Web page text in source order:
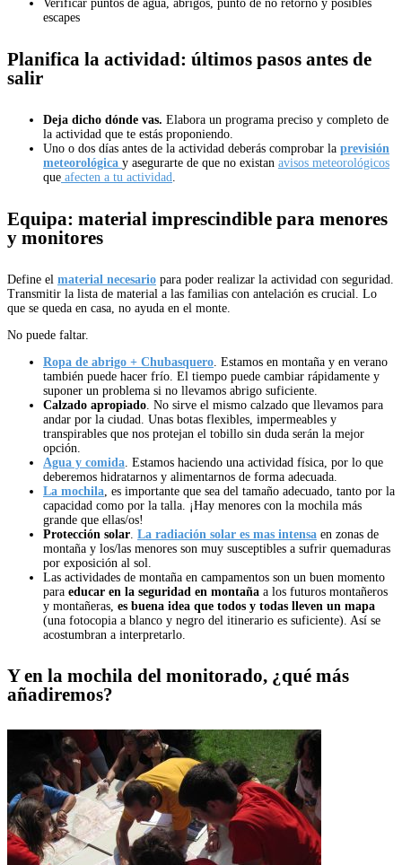
Verificar puntos de agua, abrigos, punto de no retorno y posibles
escapes
Planifica la actividad: últimos pasos antes de
salir
Deja dicho dónde vas. Elabora un programa preciso y completo de
la actividad que te estás proponiendo.
Uno o dos días antes de la actividad deberás comprobar la previsión
meteorológica y asegurarte de que no existan avisos meteorológicos
que afecten a tu actividad
Equipa: material imprescindible para menores
y monitores
Define el material necesario para poder realizar la actividad con seguridad.
Transmitir la lista de material a las familias con antelación es crucial. Lo
que se queda en casa, no ayuda en el monte.
No puede faltar.
Ropa de abrigo + Chubasquero . Estamos en montaña y en verano
también puede hacer frío. El tiempo puede cambiar rápidamente y
suponer un problema si no llevamos abrigo suficiente.
Calzado apropiado . No sirve el mismo calzado que llevamos para
andar por la ciudad. Unas botas flexibles, impermeables y
transpirables que nos protejan el tobillo sin duda serán la mejor
opción.
Agua y comida . Estamos haciendo una actividad física, por lo que
deberemos hidratarnos y alimentarnos de forma adecuada.
La mochila , es importante que sea del tamaño adecuado, tanto por la
capacidad como por la talla. ¡Hay menores con la mochila más
grande que ellas/os!
Protección solar La radiación solar es mas intensa en zonas de
montaña y los/las menores son muy susceptibles a sufrir quemaduras
por exposición al sol.
Las actividades de montaña en campamentos son un buen momento
para educar en la seguridad en montaña a los futuros montañeros
y montañeras, es buena idea que todos y todas lleven un mapa
(una fotocopia a blanco y negro del itinerario es suficiente). Así se
acostumbran a interpretarlo.
Y en la mochila del monitorado, ¿qué más
añadiremos?